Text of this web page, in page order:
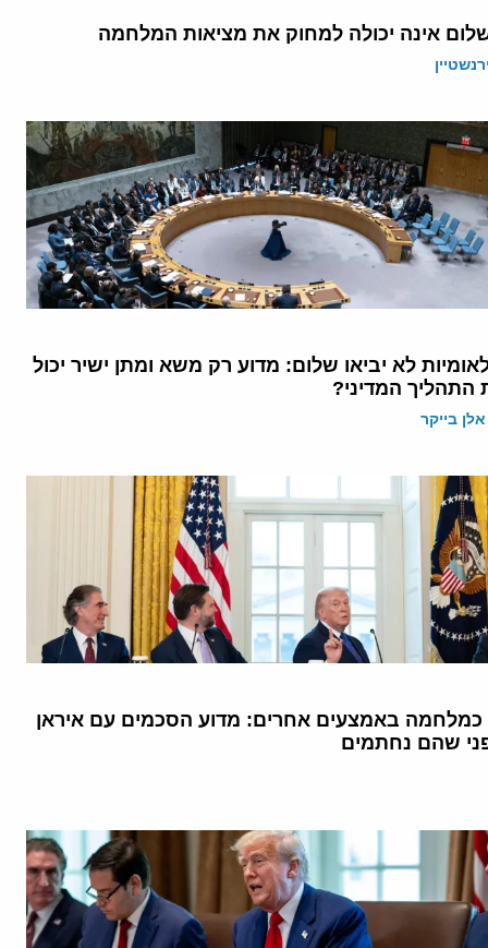
אינה יכולה למחוק את מציאות המלחמה
לא יביאו שלום: מדוע רק משא ומתן ישיר יכול
התהליך המדיני?
בייקר
באמצעים אחרים: מדוע הסכמים עם איראן
שהם נחתמים